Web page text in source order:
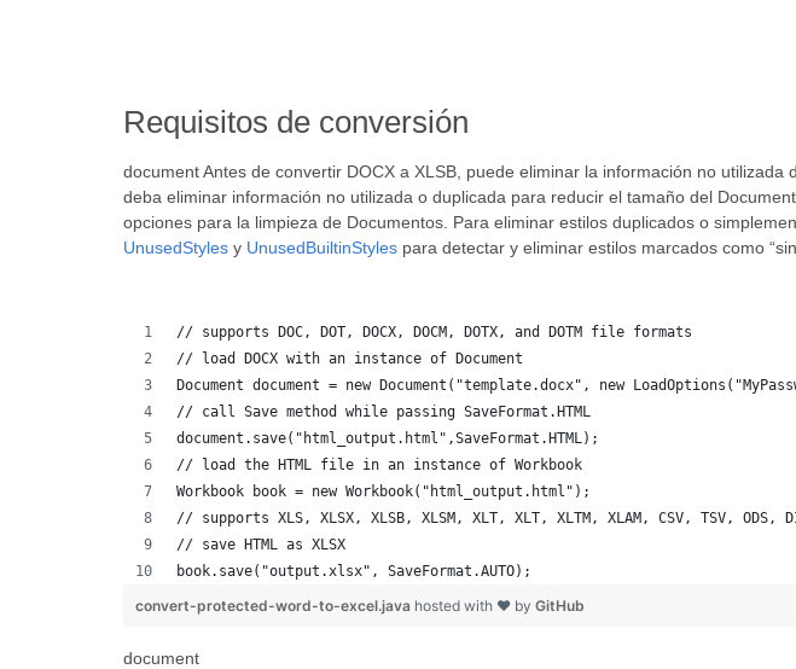
Requisitos de conversión
document Antes de convertir DOCX a XLSB, puede eliminar la información no utilizada
deba eliminar información no utilizada o duplicada para reducir el tamaño del
opciones para la limpieza de Documentos. Para eliminar estilos duplicados o
UnusedStyles y UnusedBuiltinStyles para detectar y eliminar estilos marcados como “sin
// supports DOC, DOT, DOCX, DOCM, DOTX, and DOTM file formats
// load DOCX with an instance of Document
Document document = new Document("template.docx", new
// call Save method while passing SaveFormat.HTML
document.save("html_output.html",SaveFormat.HTML);
// load the HTML file in an instance of Workbook
Workbook book = new Workbook("html_output.html");
// supports XLS, XLSX, XLSB, XLSM, XLT, XLT, XLTM, XLAM, CSV, TSV,
// save HTML as XLSX
book.save("output.xlsx", SaveFormat.AUTO);
convert-protected-word-to-excel.java hosted with ❤ by GitHub
document